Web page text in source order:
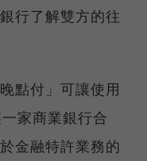
行了解雙方的往
點付」可讓使用
家商業銀行合
金融特許業務的